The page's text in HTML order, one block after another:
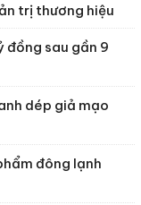
trị thương hiệu
đồng sau gần 9
dép giả mạo
đông lạnh